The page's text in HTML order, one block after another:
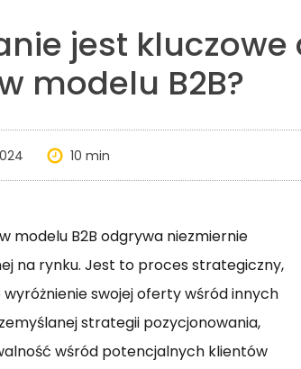
jest kluczowe
modelu B2B?
10 min
modelu B2B odgrywa niezmiernie
na rynku. Jest to proces strategiczny,
swojej oferty wśród innych
strategii pozycjonowania,
wśród potencjalnych klientów